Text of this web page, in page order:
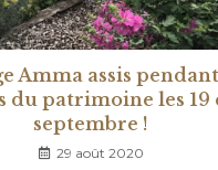
Amma assis
du patrimoine les 19
septembre !
29 août 2020